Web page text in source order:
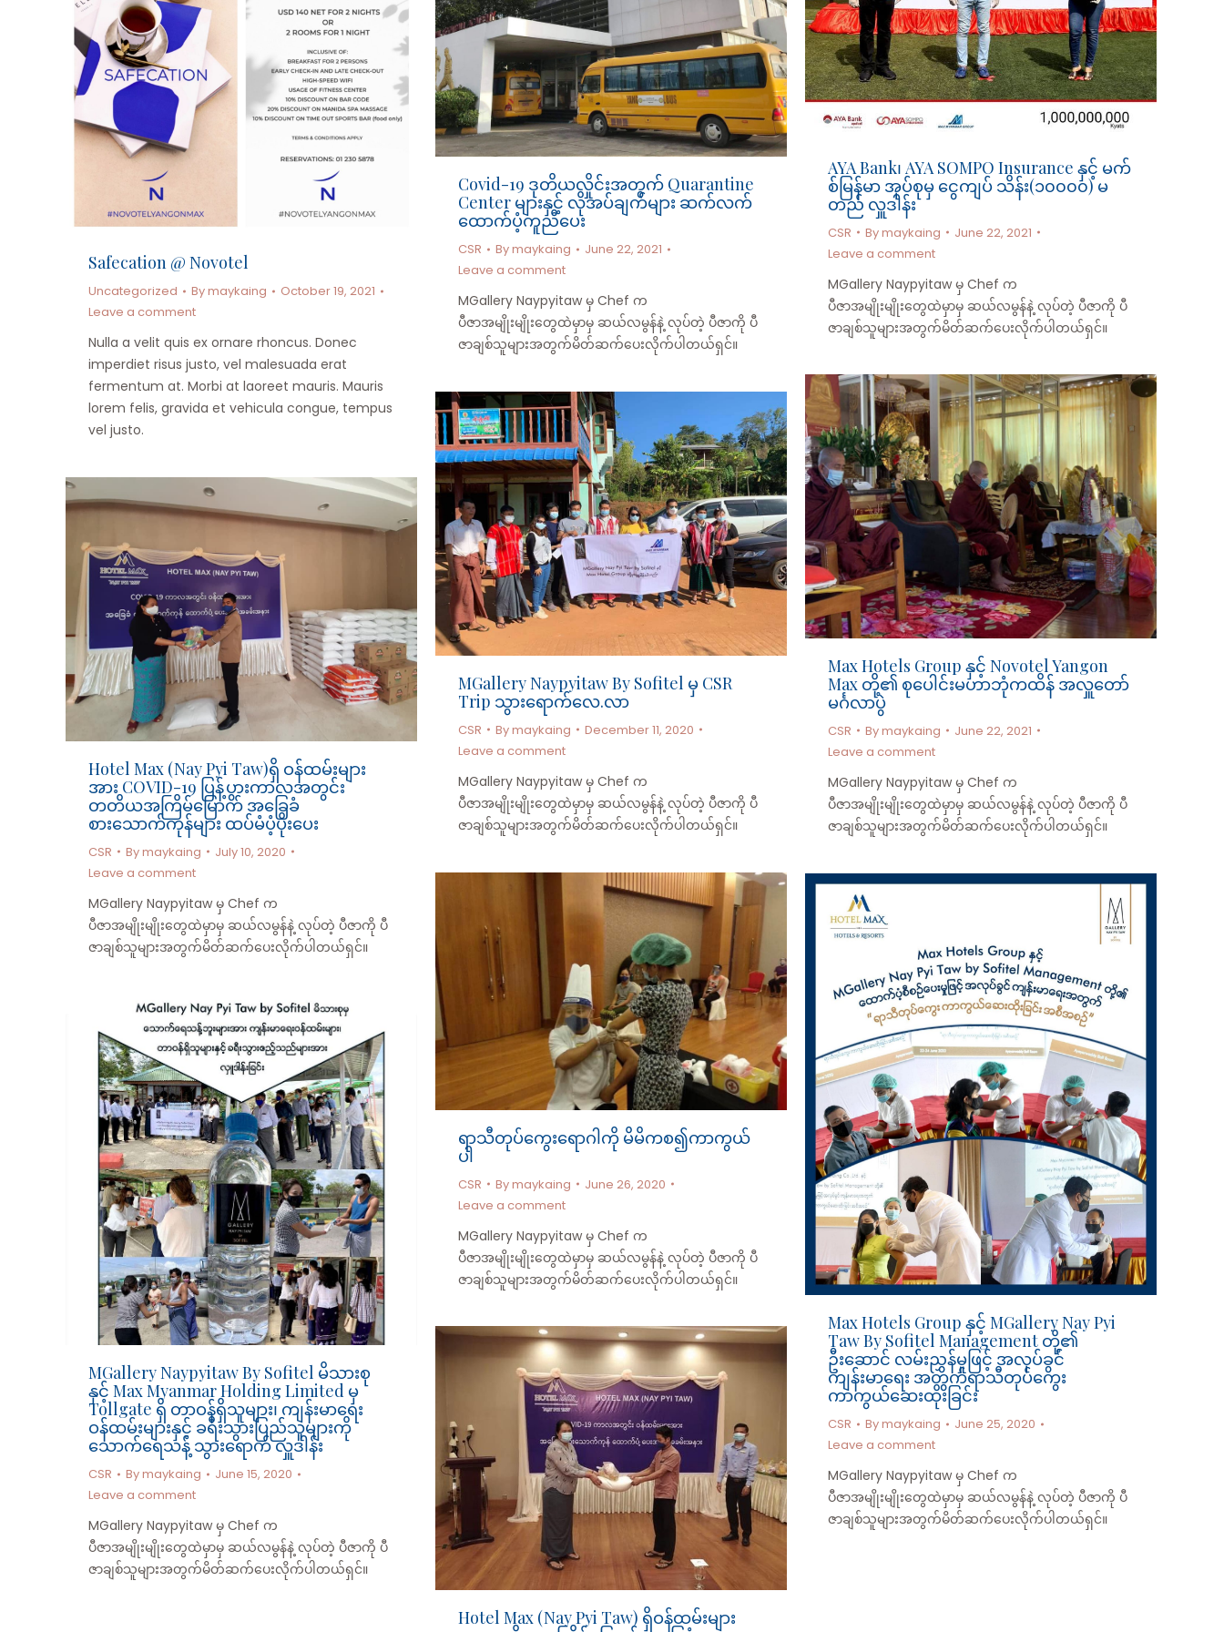
Safecation @ Novotel
Uncategorized Bymaykaing
October 19, 2021
Leave a comment
Nulla a velit quis ex ornare rhoncus. Donec
imperdiet risus justo, vel malesuada erat
fermentum at. Morbi at laoreet mauris. Mauris
lorem felis, gravida et vehicula congue, tempus
vel justo.
Covid-19 ဒုတိယလှိုင်းအတွက် Quarantine
Center များနှင့် လိုအပ်ချက်များ ဆက်လက်
ထောက်ပံ့ကူညီပေး
CSR Bymaykaing
June 22, 2021
Leave a comment
MGallery Naypyitaw မှ Chef က
ပီဇာအမျိုးမျိုးတွေထဲမှာမှ ဆယ်လမွန်နဲ့ လုပ်တဲ့ ပီဇာကို ပီ
ဇာချစ်သူများအတွက်မိတ်ဆက်ပေးလိုက်ပါတယ်ရှင်။
AYA Bank၊ AYA SOMPO Insurance နှင့် မက်
စ်မြန်မာ အုပ်စုမှ ငွေကျပ် သိန်း(၁၀၀၀၀) မ
တည် လှူဒါန်း
CSR Bymaykaing
June 22, 2021
Leave a comment
MGallery Naypyitaw မှ Chef က
ပီဇာအမျိုးမျိုးတွေထဲမှာမှ ဆယ်လမွန်နဲ့ လုပ်တဲ့ ပီဇာကို ပီ
ဇာချစ်သူများအတွက်မိတ်ဆက်ပေးလိုက်ပါတယ်ရှင်။
Max Hotels Group နှင့် Novotel Yangon
Max တို့၏ စုပေါင်းမဟာဘုံကထိန် အလှူတော်
မင်္ဂလာပွဲ
CSR Bymaykaing
June 22, 2021
Leave a comment
MGallery Naypyitaw မှ Chef က
ပီဇာအမျိုးမျိုးတွေထဲမှာမှ ဆယ်လမွန်နဲ့ လုပ်တဲ့ ပီဇာကို ပီ
ဇာချစ်သူများအတွက်မိတ်ဆက်ပေးလိုက်ပါတယ်ရှင်။
MGallery Naypyitaw By Sofitel မှ CSR
Trip သွားရောက်လေ.လာ
CSR Bymaykaing
December 11, 2020
Leave a comment
MGallery Naypyitaw မှ Chef က
ပီဇာအမျိုးမျိုးတွေထဲမှာမှ ဆယ်လမွန်နဲ့ လုပ်တဲ့ ပီဇာကို ပီ
ဇာချစ်သူများအတွက်မိတ်ဆက်ပေးလိုက်ပါတယ်ရှင်။
Hotel Max (Nay Pyi Taw)ရှိ ဝန်ထမ်းများ
အား COVID-19 ပြန့်ပွားကာလအတွင်း
တတိယအကြိမ်မြောက် အခြေခံ
စားသောက်ကုန်များ ထပ်မံပံ့ပိုးပေး
CSR Bymaykaing
July 10, 2020
Leave a comment
MGallery Naypyitaw မှ Chef က
ပီဇာအမျိုးမျိုးတွေထဲမှာမှ ဆယ်လမွန်နဲ့ လုပ်တဲ့ ပီဇာကို ပီ
ဇာချစ်သူများအတွက်မိတ်ဆက်ပေးလိုက်ပါတယ်ရှင်။
ရာသီတုပ်ကွေးရောဂါကို မိမိကစ၍ကာကွယ်
ပါ
CSR Bymaykaing
June 26, 2020
Leave a comment
MGallery Naypyitaw မှ Chef က
ပီဇာအမျိုးမျိုးတွေထဲမှာမှ ဆယ်လမွန်နဲ့ လုပ်တဲ့ ပီဇာကို ပီ
ဇာချစ်သူများအတွက်မိတ်ဆက်ပေးလိုက်ပါတယ်ရှင်။
Max Hotels Group နှင့် MGallery Nay Pyi
Taw By Sofitel Management တို့၏
ဦးဆောင် လမ်းညွှန်မှု​ဖြင့် အလုပ်ခွင်
ကျန်းမာရေး အတွက်ရာသီတုပ်ကွေး
ကာကွယ်ဆေးထိုးခြင်း
CSR Bymaykaing
June 25, 2020
Leave a comment
MGallery Naypyitaw မှ Chef က
ပီဇာအမျိုးမျိုးတွေထဲမှာမှ ဆယ်လမွန်နဲ့ လုပ်တဲ့ ပီဇာကို ပီ
ဇာချစ်သူများအတွက်မိတ်ဆက်ပေးလိုက်ပါတယ်ရှင်။
MGallery Naypyitaw By Sofitel မိသားစု
နှင့် Max Myanmar Holding Limited မှ
Tollgate ရှိ တာဝန်ရှိသူများ၊ ကျန်းမာရေး
ဝန်ထမ်းများနှင့် ခရီးသွားပြည်သူများကို
သောက်ရေသန့် သွားရောက် လှူဒါန်း
CSR Bymaykaing
June 15, 2020
Leave a comment
MGallery Naypyitaw မှ Chef က
ပီဇာအမျိုးမျိုးတွေထဲမှာမှ ဆယ်လမွန်နဲ့ လုပ်တဲ့ ပီဇာကို ပီ
ဇာချစ်သူများအတွက်မိတ်ဆက်ပေးလိုက်ပါတယ်ရှင်။
Hotel Max (Nay Pyi Taw) ရှိဝန်ထမ်းများ